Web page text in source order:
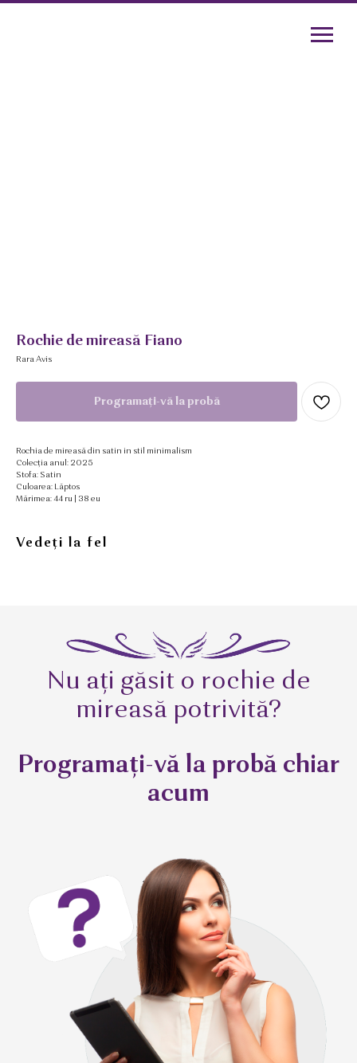
Rochie de mireasă Fiano
Rara Avis
Programați-vă la probă
Rochia de mireasă din satin in stil minimalism
Colecția anul: 2025
Stofa: Satin
Culoarea: Lăptos
Mărimea: 44 ru | 38 eu
Vedeți la fel
Nu ați găsit o rochie de
mireasă potrivită?
Programați-vă la probă chiar
acum